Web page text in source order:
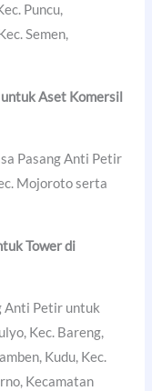
Puncu,
Semen,
Aset Komersil
Pasang Anti Petir
Mojoroto serta
Tower di
Anti Petir untuk
Kec. Bareng,
Kudu, Kec.
Kecamatan